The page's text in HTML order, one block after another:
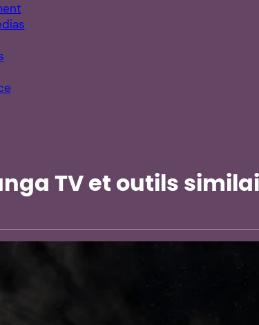
TV et outils